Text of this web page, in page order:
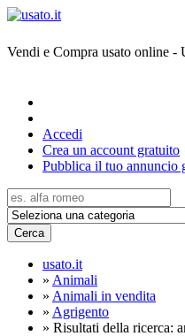
Vendi e Compra usato online -
Accedi
Crea un account gratuito
Pubblica il tuo annuncio
Cerca
usato.it
» Animali
» Animali in vendita
» Agrigento
» Risultati della ricerca: